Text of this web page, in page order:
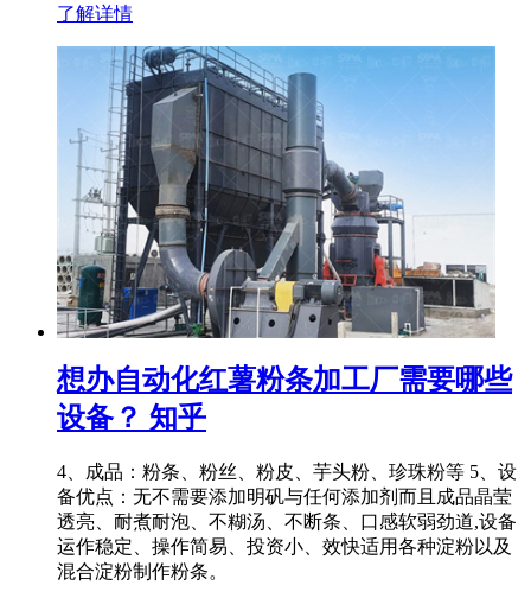
了解详情
想办自动化红薯粉条加工厂需要哪些
设备？ 知乎
4、成品：粉条、粉丝、粉皮、芋头粉、珍珠粉等 5、设
备优点：无不需要添加明矾与任何添加剂而且成品晶莹
透亮、耐煮耐泡、不糊汤、不断条、口感软弱劲道,设备
运作稳定、操作简易、投资小、效快适用各种淀粉以及
混合淀粉制作粉条。